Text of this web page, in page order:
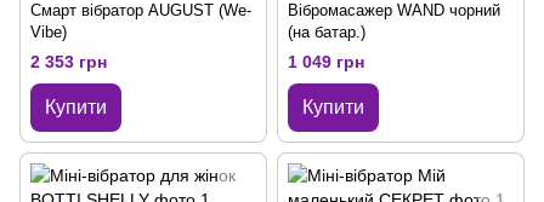
Смарт вібратор AUGUST (We-
Vibe)
2 353 грн
Купити
Вібромасажер WAND чорний
(на батар.)
1 049 грн
Купити